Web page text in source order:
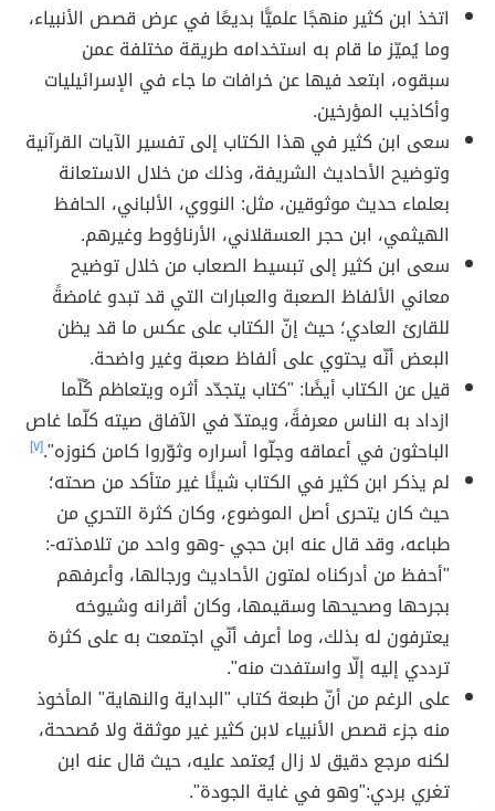
اتخذ ابن كثير منهجًا علميًّا بديعًا في عرض قصص الأنبياء،
وما يُميّز ما قام به استخدامه طريقة مختلفة عمن
سبقوه، ابتعد فيها عن خرافات ما جاء في الإسرائيليات
وأكاذيب المؤرخين.
سعى ابن كثير في هذا الكتاب إلى تفسير الآيات القرآنية
وتوضيح الأحاديث الشريفة، وذلك من خلال الاستعانة
بعلماء حديث موثوقين، مثل: النووي، الألباني، الحافظ
الهيثمي، ابن حجر العسقلاني، الأرناؤوط وغيرهم.
سعى ابن كثير إلى تبسيط الصعاب من خلال توضيح
معاني الألفاظ الصعبة والعبارات التي قد تبدو غامضةً
للقارئ العادي؛ حيث إنّ الكتاب على عكس ما قد يظن
البعض أنّه يحتوي على ألفاظ صعبة وغير واضحة.
قيل عن الكتاب أيضًا: "كتاب يتجدّد أثره ويتعاظم كُلّما
ازداد به الناس معرفةً، ويمتدّ في الآفاق صيته كلّما غاص
الباحثون في أعماقه وجلّوا أسراره وثوّروا كامن كنوزه".[٧]
لم يذكر ابن كثير في الكتاب شيئًا غير متأكد من صحته؛
حيث كان يتحرى أصل الموضوع، وكان كثرة التحري من
طباعه، وقد قال عنه ابن حجي -وهو واحد من تلامذته-:
"أحفظ من أدركناه لمتون الأحاديث ورجالها، وأعرفهم
بجرحها وصحيحها وسقيمها، وكان أقرانه وشيوخه
يعترفون له بذلك، وما أعرف أنّي اجتمعت به على كثرة
ترددي إليه إلّا واستفدت منه".
على الرغم من أنّ طبعة كتاب "البداية والنهاية" المأخوذ
منه جزء قصص الأنبياء لابن كثير غير موثقة ولا مُصححة،
لكنه مرجع دقيق لا زال يُعتمد عليه، حيث قال عنه ابن
تغري بردي:"وهو في غاية الجودة".